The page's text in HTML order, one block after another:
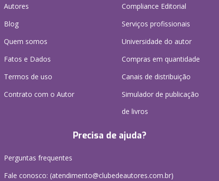
Autores
Blog
Quem somos
Fatos e Dados
Termos de uso
Contrato com o Autor
Compliance Editorial
Serviços profissionais
Universidade do autor
Compras em quantidade
Canais de distribuição
Simulador de publicação
de livros
Precisa de ajuda?
Perguntas frequentes
Fale conosco: (atendimento@clubedeautores.com.br)